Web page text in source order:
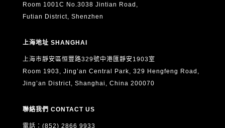
Room 1001C No.3038 Jintian Road,
Futian District, Shenzhen
上海地址 SHANGHAI
上海市靜安區恒豐路329號中港匯靜安1903室
Room 1903, Jing’an Central Park, 329 Hengfeng Road,
Jing’an District, Shanghai, China 200070
聯絡我們 CONTACT US
電話：(852) 2866 9933